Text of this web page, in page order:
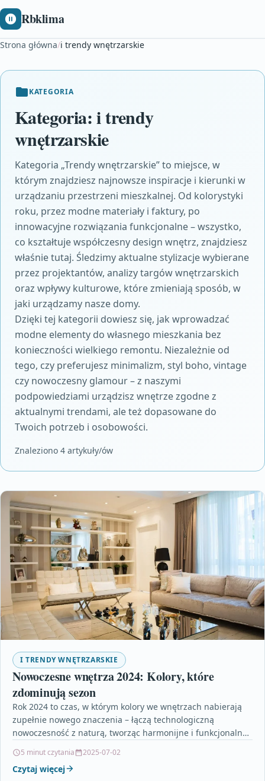
Rbklima
Strona główna/i trendy wnętrzarskie
KATEGORIA
Kategoria:i trendy
wnętrzarskie
Kategoria „Trendy wnętrzarskie” to miejsce, w
którym znajdziesz najnowsze inspiracje i kierunki w
urządzaniu przestrzeni mieszkalnej. Od kolorystyki
roku, przez modne materiały i faktury, po
innowacyjne rozwiązania funkcjonalne – wszystko,
co kształtuje współczesny design wnętrz, znajdziesz
właśnie tutaj. Śledzimy aktualne stylizacje wybierane
przez projektantów, analizy targów wnętrzarskich
oraz wpływy kulturowe, które zmieniają sposób, w
jaki urządzamy nasze domy.
Dzięki tej kategorii dowiesz się, jak wprowadzać
modne elementy do własnego mieszkania bez
konieczności wielkiego remontu. Niezależnie od
tego, czy preferujesz minimalizm, styl boho, vintage
czy nowoczesny glamour – z naszymi
podpowiedziami urządzisz wnętrze zgodne z
aktualnymi trendami, ale też dopasowane do
Twoich potrzeb i osobowości.
Znaleziono 4 artykuły/ów
I TRENDY WNĘTRZARSKIE
Nowoczesne wnętrza 2024: Kolory, które
zdominują sezon
Rok 2024 to czas, w którym kolory we wnętrzach nabierają
zupełnie nowego znaczenia – łączą technologiczną
nowoczesność z naturą, tworząc harmonijne i funkcjonalne
5 minut czytania 2025-07-02
Czytaj więcej